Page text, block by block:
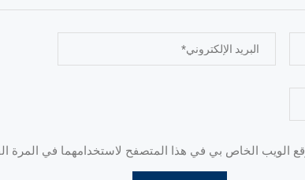
الويب الخاص بي في هذا المتصفح لاستخدامهما في المرة